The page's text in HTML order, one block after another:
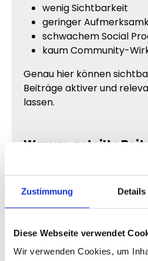
Zustimmung Details
Diese Webseite verwendet
Wir verwenden Cookies, um
wenig Sichtbarkeit
geringer
schwachem Social
kaum Community-
Genau hier können
Beiträge aktiver und
lassen.
Warum geteilte
Ein Beitrag mit sichtbaren
sofort einen anderen
Interaktion automatisch